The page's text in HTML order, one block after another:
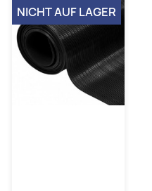
NICHT AUF LAGER